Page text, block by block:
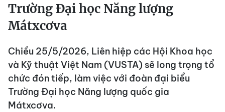
Trường Đại học Năng lượng
Mátxcơva
Chiều 25/5/2026, Liên hiệp các Hội Khoa học
và Kỹ thuật Việt Nam (VUSTA) sẽ long trọng tổ
chức đón tiếp, làm việc với đoàn đại biểu
Trường Đại học Năng lượng quốc gia
Mátxcơva.